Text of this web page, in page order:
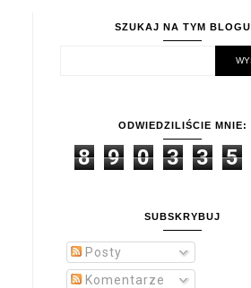
SZUKAJ NA TYM BLOGU
ODWIEDZILIŚCIE MNIE:
8 9 0 3 3 5
SUBSKRYBUJ
Posty
Komentarze